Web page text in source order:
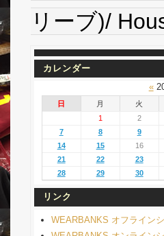
リーブ)/
カレンダー
«
日 月 火
1
2
7
8 9
14
15 16
21
22 23
28
29 30
リンク
WEARBANKS オフライン